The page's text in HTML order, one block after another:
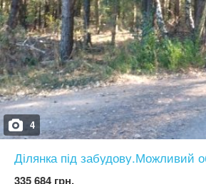
4
Ділянка під забудову.Можливий
335 684 грн.